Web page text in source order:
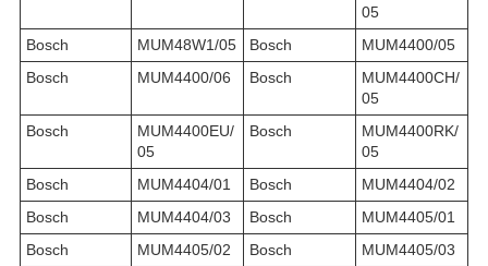
05
Bosch
MUM48W1/05 Bosch
MUM4400/05
Bosch
MUM4400/06 Bosch
MUM4400CH/
05
Bosch
MUM4400EU/
05
Bosch
MUM4400RK/
05
Bosch
MUM4404/01 Bosch
MUM4404/02
Bosch
MUM4404/03 Bosch
MUM4405/01
Bosch
MUM4405/02 Bosch
MUM4405/03